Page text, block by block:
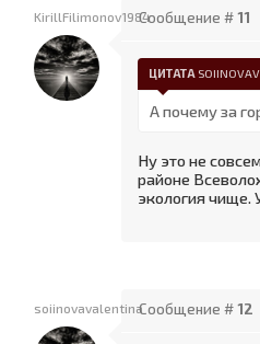
KirillFilimonov1984Сообщение #11
ЦИТАТА
А почему за
Ну это не
районе
экология чище.
soiinovavalentinaСообщение #12